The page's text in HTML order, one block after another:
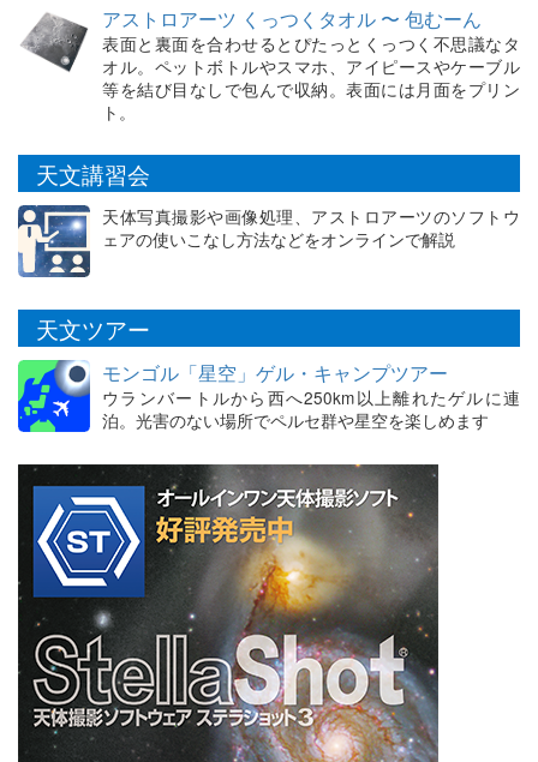
アストロアーツ くっつくタオル 〜 包むーん
表面と裏面を合わせるとぴたっとくっつく不思議なタ
オル。ペットボトルやスマホ、アイピースやケーブル
等を結び目なしで包んで収納。表面には月面をプリン
ト。
天文講習会
天体写真撮影や画像処理、アストロアーツのソフトウ
ェアの使いこなし方法などをオンラインで解説
天文ツアー
モンゴル「星空」ゲル・キャンプツアー
ウランバートルから西へ250km以上離れたゲルに連
泊。光害のない場所でペルセ群や星空を楽しめます